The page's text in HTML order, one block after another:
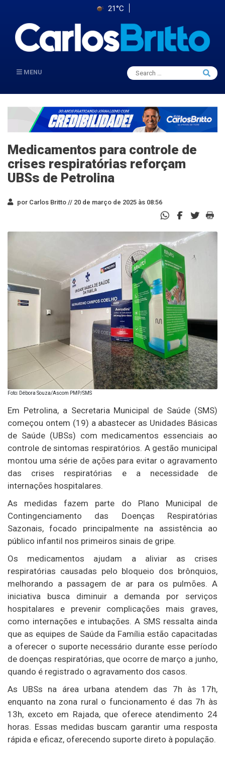
21°C
MENU
Search
for:
Search
Medicamentos para controle de
crises respiratórias reforçam
UBSs de Petrolina
por Carlos Britto // 20 de março de 2025 às 08:56
Foto: Débora Souza/Ascom PMP/SMS
Em Petrolina, a Secretaria Municipal de Saúde (SMS)
começou ontem (19) a abastecer as Unidades Básicas
de Saúde (UBSs) com medicamentos essenciais ao
controle de sintomas respiratórios. A gestão municipal
montou uma série de ações para evitar o agravamento
das crises respiratórias e a necessidade de
internações hospitalares.
As medidas fazem parte do Plano Municipal de
Contingenciamento das Doenças Respiratórias
Sazonais, focado principalmente na assistência ao
público infantil nos primeiros sinais de gripe.
Os medicamentos ajudam a aliviar as crises
respiratórias causadas pelo bloqueio dos brônquios,
melhorando a passagem de ar para os pulmões. A
iniciativa busca diminuir a demanda por serviços
hospitalares e prevenir complicações mais graves,
como internações e intubações. A SMS ressalta ainda
que as equipes de Saúde da Família estão capacitadas
a oferecer o suporte necessário durante esse período
de doenças respiratórias, que ocorre de março a junho,
quando é registrado o agravamento dos casos.
As UBSs na área urbana atendem das 7h às 17h,
enquanto na zona rural o funcionamento é das 7h às
13h, exceto em Rajada, que oferece atendimento 24
horas. Essas medidas buscam garantir uma resposta
rápida e eficaz, oferecendo suporte direto à população.